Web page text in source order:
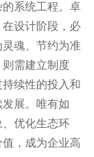
系统工程。卓
设计阶段，必
魂、节约为准
需建立制度
续性的投入和
展。唯有如
优化生态环
，成为企业高